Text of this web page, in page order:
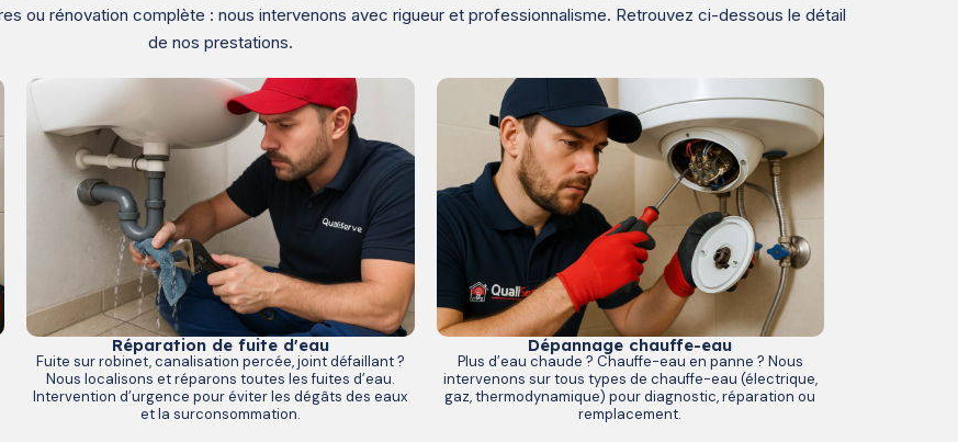
ou rénovation complète : nous intervenons avec rigueur et professionnalisme. Retrouvez ci-dessous le détail
de nos prestations.
Réparation de fuite d'eau
Fuite sur robinet, canalisation percée, joint défaillant ?
Nous localisons et réparons toutes les fuites d’eau.
Intervention d’urgence pour éviter les dégâts des eaux
et la surconsommation.
Dépannage chauffe-eau
Plus d’eau chaude ? Chauffe-eau en panne ? Nous
intervenons sur tous types de chauffe-eau (électrique,
gaz, thermodynamique) pour diagnostic, réparation ou
remplacement.